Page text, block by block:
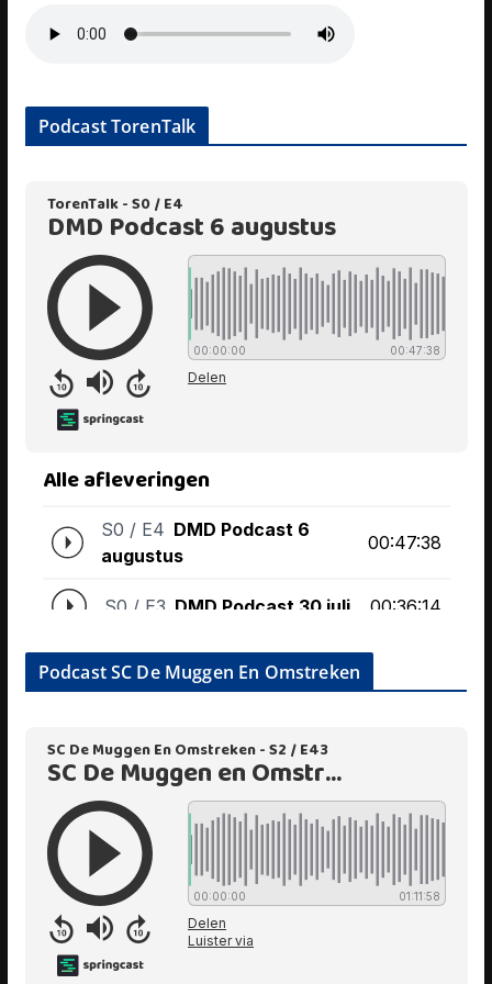
Podcast TorenTalk
Podcast SC De Muggen En Omstreken